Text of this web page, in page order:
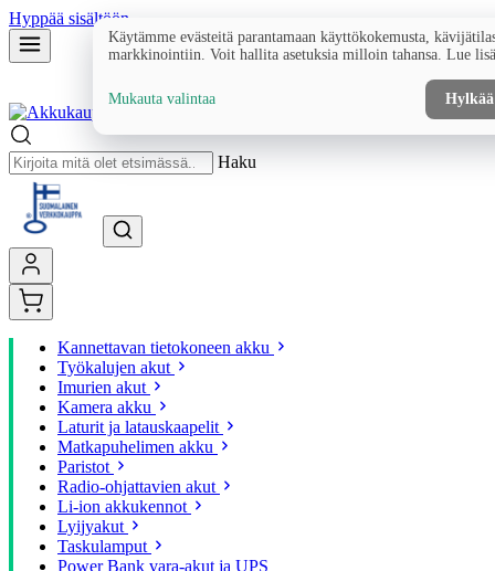
Hyppää sisältöön
Haku
Kannettavan tietokoneen akku
Työkalujen akut
Imurien akut
Kamera akku
Laturit ja latauskaapelit
Matkapuhelimen akku
Paristot
Radio-ohjattavien akut
Li-ion akkukennot
Lyijyakut
Taskulamput
Power Bank vara-akut ja UPS
Käytämme evästeitä parantamaan käyttökokemusta,
markkinointiin. Voit hallita asetuksia milloin tahansa. Lue
Mukauta valintaa Hylkää